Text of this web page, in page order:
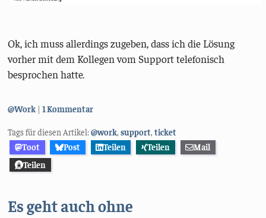
Ok, ich muss allerdings zugeben, dass ich die Lösung
vorher mit dem Kollegen vom Support telefonisch
besprochen hatte.
Kategorien:
@Work 1 Kommentar
Tags für diesen Artikel:@work,support,ticket
Toot
Post Teilen Teilen
Mail
Teilen
Es geht auch ohne